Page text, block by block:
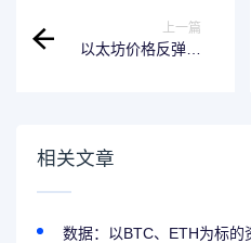
上一篇
以太坊价格反弹但
相关文章
数据：以BTC、ETH为标的